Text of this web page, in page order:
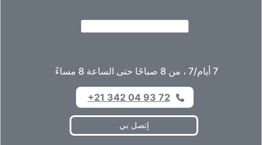
7 أيام/7 ، من 8 صباحًا حتى الساعة 8 مساءً
+21 342 04 93 72
إتصل بي